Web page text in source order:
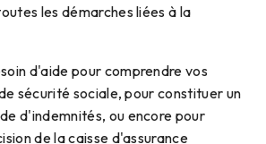
les démarches liées à la
d'aide pour comprendre vos
sécurité sociale, pour constituer un
d'indemnités, ou encore pour
de la caisse d'assurance